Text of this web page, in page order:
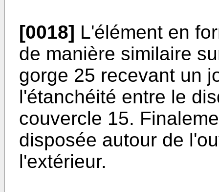
[0018] L'élément en
de manière similaire
gorge 25 recevant un
l'étanchéité entre le
couvercle 15.
disposée autour de
l'extérieur.